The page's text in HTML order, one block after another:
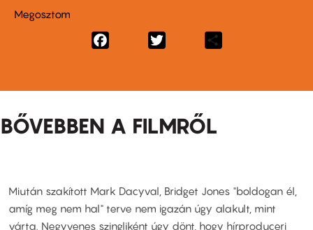
Megosztom
Facebook
BŐVEBBEN A FILMRŐL
Miután szakított Mark Dacyval, Bridget Jones "boldogan él,
amíg meg nem hal" terve nem igazán úgy alakult, mint
várta. Negyvenes szingliként úgy dönt, hogy hírproduceri